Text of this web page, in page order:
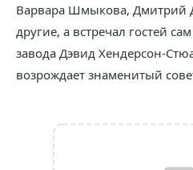
Варвара Шмыкова, Дмитрий
другие, а встречал гостей
завода Дэвид Хендерсон-
возрождает знаменитый